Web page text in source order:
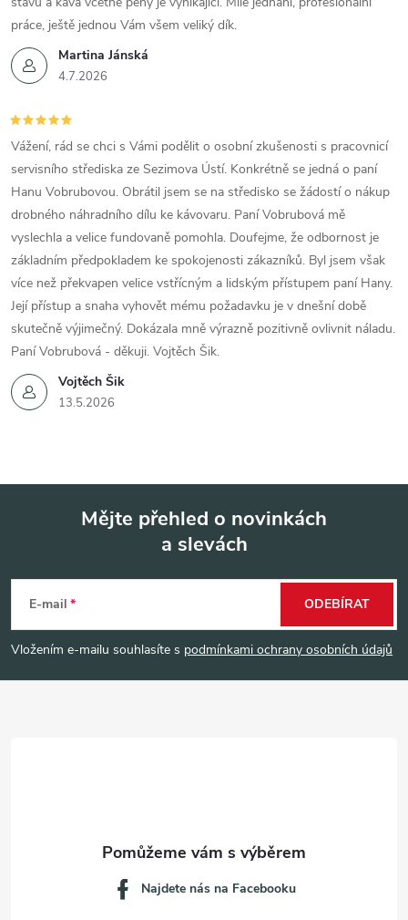
Martina Jánská
4.7.2026
práce, ještě jednou Vám všem veliký dík.
Vojtěch Šik
13.5.2026
Vážení, rád se chci s Vámi podělit o osobní zkušenosti s pracovnicí
servisního střediska ze Sezimova Ústí. Konkrétně se jedná o paní
Hanu Vobrubovou. Obrátil jsem se na středisko se žádostí o nákup
drobného náhradního dílu ke kávovaru. Paní Vobrubová mě
vyslechla a velice fundovaně pomohla. Doufejme, že odbornost je
základním předpokladem ke spokojenosti zákazníků. Byl jsem však
více než překvapen velice vstřícným a lidským přístupem paní Hany.
Její přístup a snaha vyhovět mému požadavku je v dnešní době
skutečně výjimečný. Dokázala mně výrazně pozitivně ovlivnit náladu.
Paní Vobrubová - děkuji. Vojtěch Šik.
p
a
Mějte přehled o novinkách
a slevách
E-mail
Vložením e-mailu souhlasíte s podmínkami ochrany osobních údajů
ODEBÍRAT
Najdete nás na Facebooku